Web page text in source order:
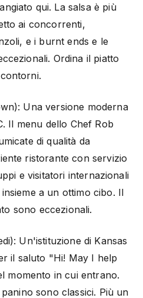
qui. La salsa è più
ai concorrenti,
e i burnt ends e le
Ordina il piatto
Una versione moderna
Il menu dello Chef Rob
di qualità da
ristorante con servizio
e visitatori internazionali
a un ottimo cibo. Il
sono eccezionali.
Un'istituzione di Kansas
il saluto "Hi! May I help
momento in cui entrano.
sono classici. Più un